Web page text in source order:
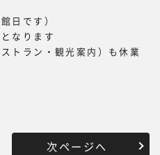
日です）
なります
トラン・観光案内）も休業
次ページへ